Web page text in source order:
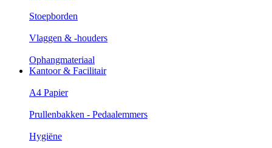
Stoepborden
Vlaggen & -houders
Ophangmateriaal
Kantoor & Facilitair
A4 Papier
Prullenbakken - Pedaalemmers
Hygiëne